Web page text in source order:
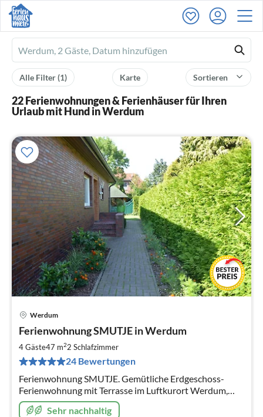
Ferienhausmiete
logo
Sortieren
Karte
Alle Filter(1)
22 Ferienwohnungen & Ferienhäuser für Ihren
Urlaub mit Hund in Werdum
Werdum
Ferienwohnung SMUTJE in Werdum
4 Gäste47 m22 Schlafzimmer
24 Bewertungen
Ferienwohnung SMUTJE. Gemütliche Erdgeschoss-
Ferienwohnung mit Terrasse im Luftkurort Werdum,
nahe dem beliebten Haustierpark.
Sehr nachhaltig